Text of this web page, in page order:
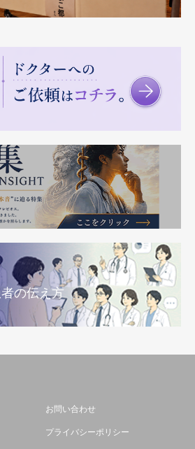
の伝え方
お問い合わせ
プライバシーポリシー